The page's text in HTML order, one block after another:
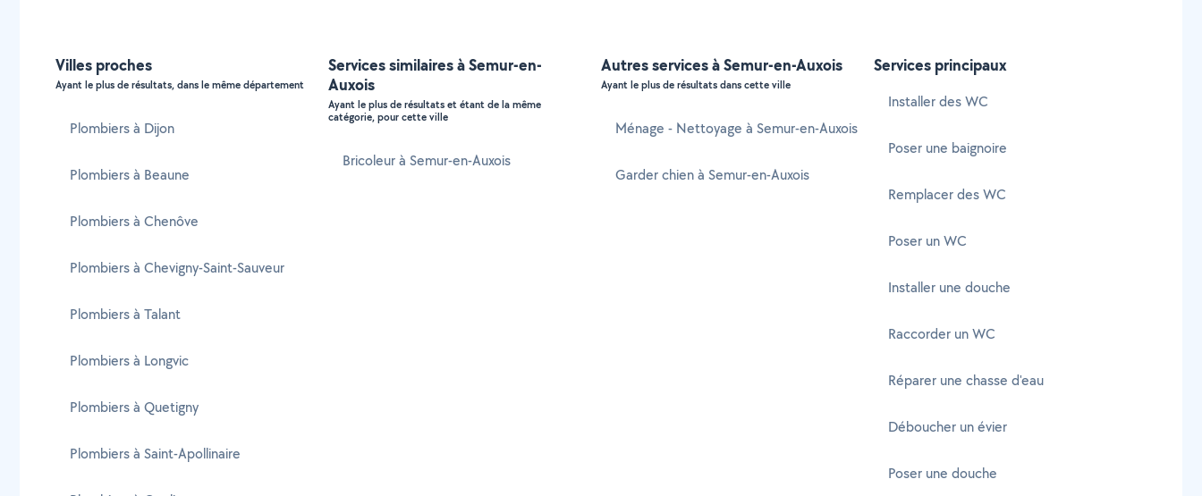
Villes proches
Ayant le plus de résultats, dans le même département
Plombiers à Dijon
Plombiers à Beaune
Plombiers à Chenôve
Plombiers à Chevigny-Saint-Sauveur
Plombiers à Talant
Plombiers à Longvic
Plombiers à Quetigny
Plombiers à Saint-Apollinaire
Services similaires à Semur-en-
Auxois
Ayant le plus de résultats et étant de la même
catégorie, pour cette ville
Bricoleur à Semur-en-Auxois
Autres services à Semur-en-Auxois
Ayant le plus de résultats dans cette ville
Ménage - Nettoyage à Semur-en-Auxois
Garder chien à Semur-en-Auxois
Services principaux
Installer des WC
Poser une baignoire
Remplacer des WC
Poser un WC
Installer une douche
Raccorder un WC
Réparer une chasse d'eau
Déboucher un évier
Poser une douche